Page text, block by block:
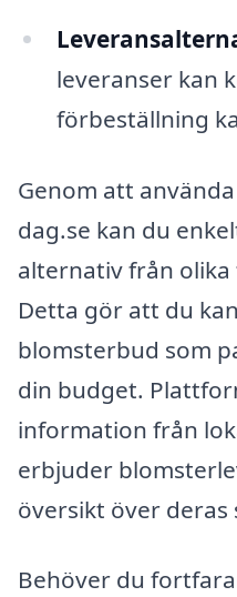
leveranser kan
förbeställning
Genom att
dag.se kan du
alternativ från
Detta gör att du
blomsterbud som
din budget.
information från
erbjuder
översikt över
Behöver du